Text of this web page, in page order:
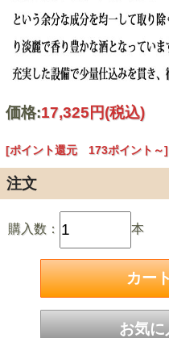
価格:17,325円(税込)
[ポイント還元 173ポイント～]
注文
購入数： 本